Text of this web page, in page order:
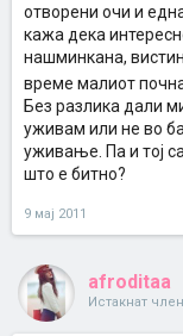
отворени очи и
кажа дека
нашминкана,
време малиот
Без разлика дали
уживам или не во
уживање. Па и тој
што е битно?
9 мај 2011
afroditaa
Истакнат член